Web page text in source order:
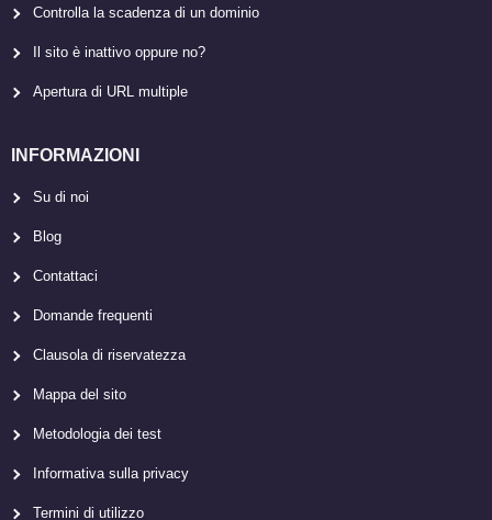
Controlla la scadenza di un dominio
Il sito è inattivo oppure no?
Apertura di URL multiple
INFORMAZIONI
Su di noi
Blog
Contattaci
Domande frequenti
Clausola di riservatezza
Mappa del sito
Metodologia dei test
Informativa sulla privacy
Termini di utilizzo